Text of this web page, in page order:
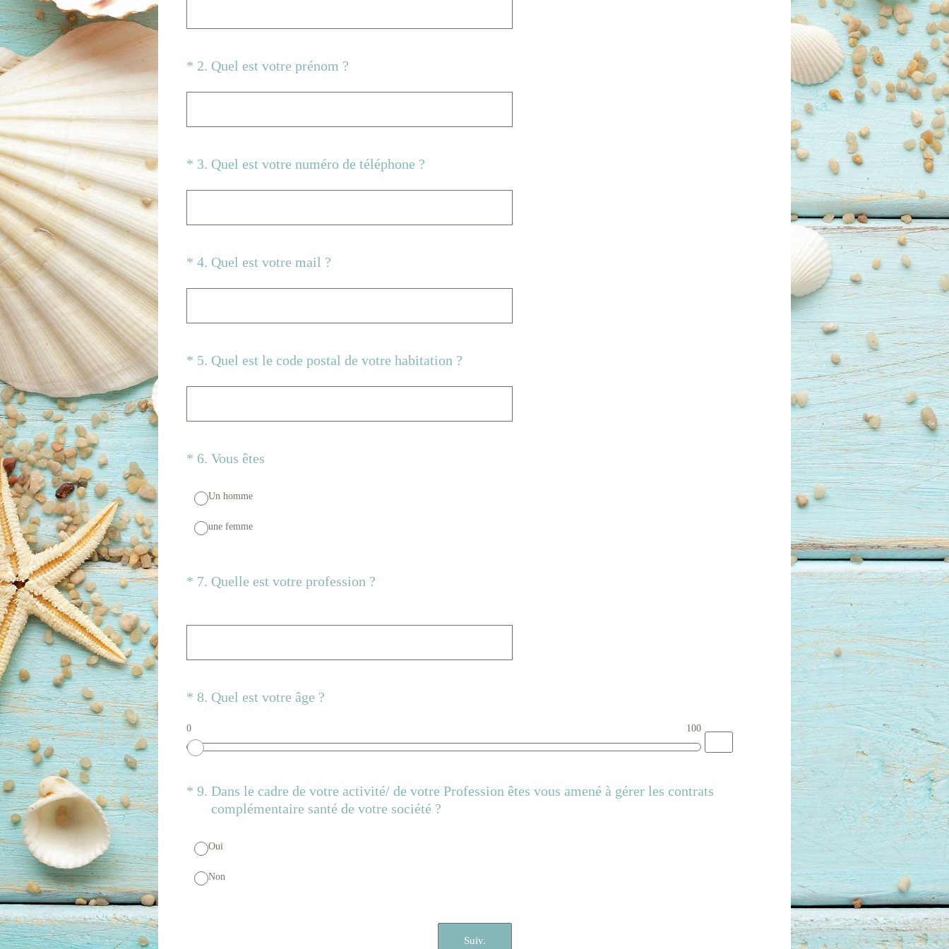
* 2. Quel est votre prénom ?
(Obligatoire)
* 3. Quel est votre numéro de téléphone ?
(Obligatoire)
* 4. Quel est votre mail ?
(Obligatoire)
* 5. Quel est le code postal de votre habitation ?
(Obligatoire)
* 6. Vous êtes
(Obligatoire)
Un homme
une femme
* 7. Quelle est votre profession ?
(Obligatoire)
* 8. Quel est votre âge ?
(Obligatoire)
0 100
* 9. Dans le cadre de votre activité/ de votre Profession êtes vous amené à gérer les contrats
complémentaire santé de votre société ?
(Obligatoire)
Oui
Non
Suiv.